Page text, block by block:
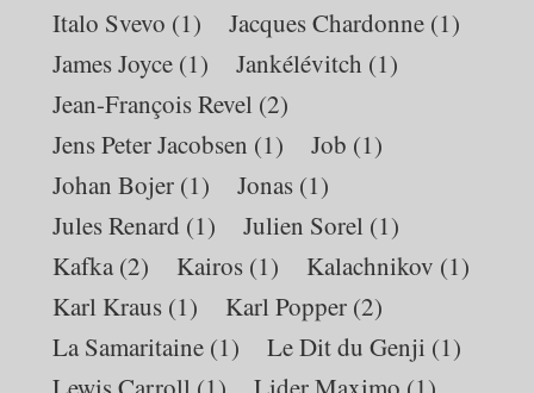
Italo Svevo (1) Jacques Chardonne (1)
James Joyce (1) Jankélévitch (1)
Jean-François Revel (2)
Jens Peter Jacobsen (1) Job (1)
Johan Bojer (1) Jonas (1)
Jules Renard (1) Julien Sorel (1)
Kafka (2) Kairos (1) Kalachnikov (1)
Karl Kraus (1) Karl Popper (2)
La Samaritaine (1) Le Dit du Genji (1)